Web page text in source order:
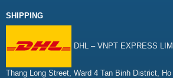
SHIPPING
DHL – VNPT EXPRESS
Thang Long Street, Ward 4 Tan Binh District,